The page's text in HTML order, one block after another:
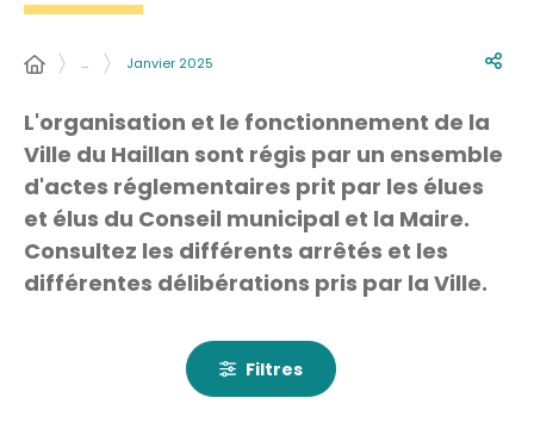
… Janvier 2025
L'organisation et le fonctionnement de la
Ville du Haillan sont régis par un ensemble
d'actes réglementaires prit par les élues
et élus du Conseil municipal et la Maire.
Consultez les différents arrêtés et les
différentes délibérations pris par la Ville.
Filtres